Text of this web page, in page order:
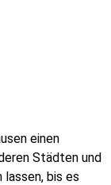
einen
Städten und
lassen, bis es